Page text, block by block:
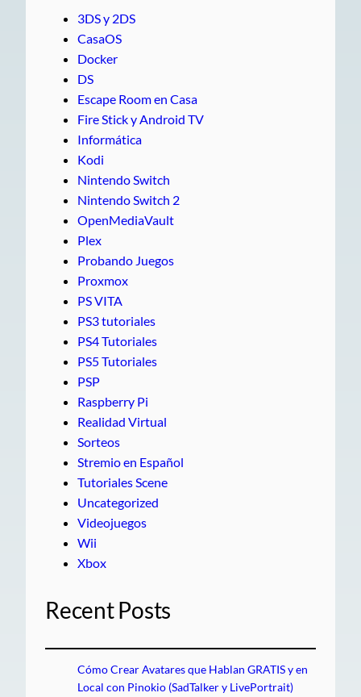
3DS y 2DS
CasaOS
Docker
DS
Escape Room en Casa
Fire Stick y Android TV
Informática
Kodi
Nintendo Switch
Nintendo Switch 2
OpenMediaVault
Plex
Probando Juegos
Proxmox
PS VITA
PS3 tutoriales
PS4 Tutoriales
PS5 Tutoriales
PSP
Raspberry Pi
Realidad Virtual
Sorteos
Stremio en Español
Tutoriales Scene
Uncategorized
Videojuegos
Wii
Xbox
Recent Posts
Cómo Crear Avatares que Hablan GRATIS y en
Local con Pinokio (SadTalker y LivePortrait)